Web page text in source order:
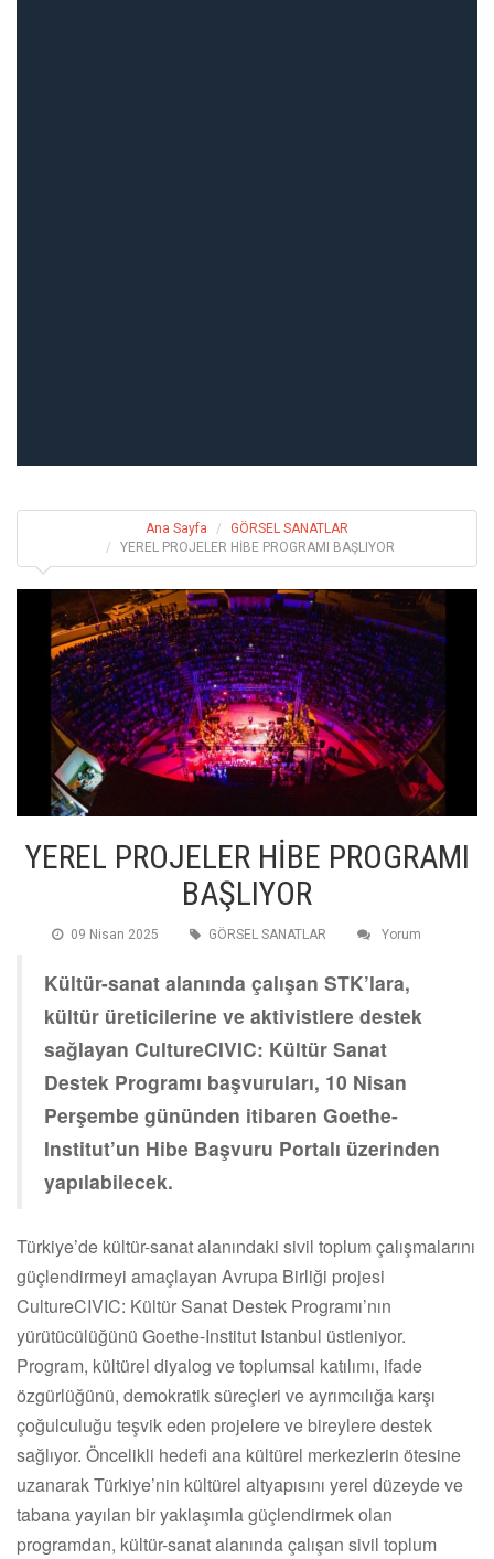
Ana Sayfa
GÖRSEL SANATLAR
YEREL PROJELER HİBE PROGRAMI BAŞLIYOR
YEREL PROJELER HİBE PROGRAMI
BAŞLIYOR
09 Nisan 2025 GÖRSEL SANATLAR Yorum
Kültür-sanat alanında çalışan STK’lara,
kültür üreticilerine ve aktivistlere destek
sağlayan CultureCIVIC: Kültür Sanat
Destek Programı başvuruları, 10 Nisan
Perşembe gününden itibaren Goethe-
Institut’un Hibe Başvuru Portalı üzerinden
yapılabilecek.
Türkiye’de kültür-sanat alanındaki sivil toplum çalışmalarını
güçlendirmeyi amaçlayan Avrupa Birliği projesi
CultureCIVIC: Kültür Sanat Destek Programı’nın
yürütücülüğünü Goethe-Institut Istanbul üstleniyor.
Program, kültürel diyalog ve toplumsal katılımı, ifade
özgürlüğünü, demokratik süreçleri ve ayrımcılığa karşı
çoğulculuğu teşvik eden projelere ve bireylere destek
sağlıyor. Öncelikli hedefi ana kültürel merkezlerin ötesine
uzanarak Türkiye’nin kültürel altyapısını yerel düzeyde ve
tabana yayılan bir yaklaşımla güçlendirmek olan
programdan, kültür-sanat alanında çalışan sivil toplum